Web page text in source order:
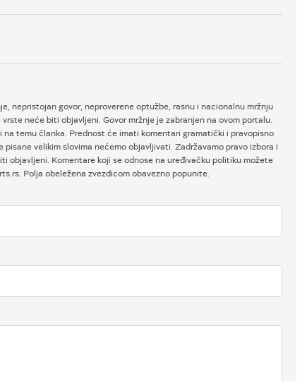
nepristojan govor, neproverene optužbe, rasnu i nacionalnu mržnju
neće biti objavljeni. Govor mržnje je zabranjen na ovom portalu.
na temu članka. Prednost će imati komentari gramatički i pravopisno
pisane velikim slovima nećemo objavljivati. Zadržavamo pravo izbora i
objavljeni. Komentare koji se odnose na uređivačku politiku možete
Polja obeležena zvezdicom obavezno popunite.